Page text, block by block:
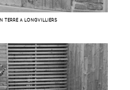
TERRE À LONGVILLIERS